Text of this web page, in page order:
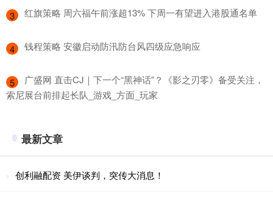
3 ​红旗策略 周六福午前涨超13% 下周一有望进入港股通名单
4 ​钱程策略 安徽启动防汛防台风四级应急响应
5
​广盛网 直击CJ｜下一个“黑神话”？《影之刃零》备受关注，
索尼展台前排起长队_游戏_方面_玩家
最新文章
创利融配资 美伊谈判，突传大消息！